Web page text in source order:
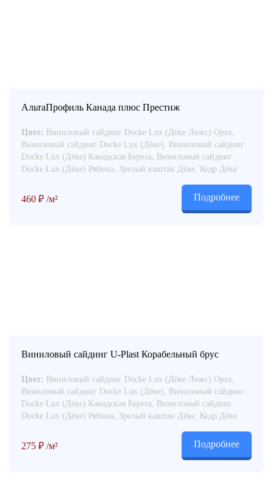
АльтаПрофиль Канада плюс Престиж
Цвет: Виниловый сайдинг Docke Lux (Дёке Люкс) Орех,
Виниловый сайдинг Docke Lux (Дёке), Виниловый сайдинг
Docke Lux (Дёке) Канадская Береза, Виниловый сайдинг
Docke Lux (Дёке) Рябина, Зрелый каштан Дёке, Кедр Дёке
460 ₽ /м² Подробнее
Виниловый сайдинг U-Plast Корабельный брус
Цвет: Виниловый сайдинг Docke Lux (Дёке Люкс) Орех,
Виниловый сайдинг Docke Lux (Дёке), Виниловый сайдинг
Docke Lux (Дёке) Канадская Береза, Виниловый сайдинг
Docke Lux (Дёке) Рябина, Зрелый каштан Дёке, Кедр Дёке
275 ₽ /м² Подробнее